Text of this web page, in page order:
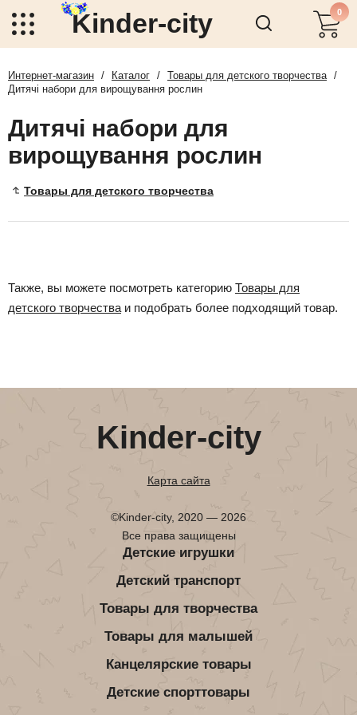
Kinder-city 0
Интернет-магазин / Каталог / Товары для детского творчества /
Дитячі набори для вирощування рослин
Дитячі набори для
вирощування рослин
Товары для детского творчества
Также, вы можете посмотреть категорию Товары для
детского творчества и подобрать более подходящий товар.
Kinder-city
Карта сайта
©Kinder-city, 2020 — 2026
Все права защищены
Детские игрушки
Детский транспорт
Товары для творчества
Товары для малышей
Канцелярские товары
Детские спорттовары